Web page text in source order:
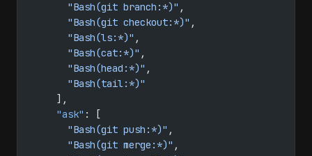
      "Bash(git branch:*)"
,
      "Bash(git checkout:*)"
,
      "Bash(ls:*)"
,
      "Bash(cat:*)"
,
      "Bash(head:*)"
,
      "Bash(tail:*)"
    ],
    "ask"
: [
      "Bash(git push:*)"
,
      "Bash(git merge:*)"
,